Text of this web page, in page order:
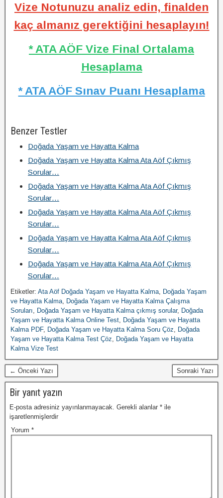
Vize Notunuzu analiz edin, finalden
kaç almanız gerektiğini hesaplayın!
* ATA AÖF Vize Final Ortalama
Hesaplama
* ATA AÖF Sınav Puanı Hesaplama
Benzer Testler
Doğada Yaşam ve Hayatta Kalma
Doğada Yaşam ve Hayatta Kalma Ata Aöf Çıkmış
Sorular…
Doğada Yaşam ve Hayatta Kalma Ata Aöf Çıkmış
Sorular…
Doğada Yaşam ve Hayatta Kalma Ata Aöf Çıkmış
Sorular…
Doğada Yaşam ve Hayatta Kalma Ata Aöf Çıkmış
Sorular…
Doğada Yaşam ve Hayatta Kalma Ata Aöf Çıkmış
Sorular…
Etiketler: Ata Aöf Doğada Yaşam ve Hayatta Kalma, Doğada Yaşam
ve Hayatta Kalma, Doğada Yaşam ve Hayatta Kalma Çalışma
Soruları, Doğada Yaşam ve Hayatta Kalma çıkmış sorular, Doğada
Yaşam ve Hayatta Kalma Online Test, Doğada Yaşam ve Hayatta
Kalma PDF, Doğada Yaşam ve Hayatta Kalma Soru Çöz, Doğada
Yaşam ve Hayatta Kalma Test Çöz, Doğada Yaşam ve Hayatta
Kalma Vize Test
← Önceki Yazı Sonraki Yazı
Bir yanıt yazın
E-posta adresiniz yayınlanmayacak. Gerekli alanlar * ile
işaretlenmişlerdir
Yorum *